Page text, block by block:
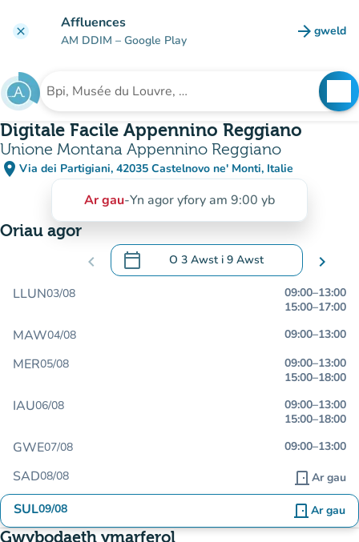
clear Affluences
AM DDIM – Google Play arrow_forward gweld
(tab
Chwilio am sefydliad
Digitale Facile Appennino Reggiano
Unione Montana Appennino Reggiano
place Via dei Partigiani, 42035 Castelnovo ne' Monti, Italie
(agor yn Google Maps)
(tab newydd)
Ar gau-Yn agor yfory am 9:00 yb
Oriau agor
chevron_left calendar_today O 3 Awst i 9 Awst
.Agor y calendr i newid dyddiadau chevron_right
LLUN03/08 09:00–13:00
15:00–17:00
MAW04/08 09:00–13:00
MER05/08 09:00–13:00
15:00–18:00
IAU06/08 09:00–13:00
15:00–18:00
GWE07/08 09:00–13:00
SAD08/08 door_front Ar gau
SUL09/08 door_front Ar gau
Gwybodaeth ymarferol